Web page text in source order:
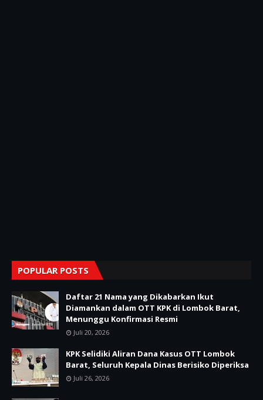
POPULAR POSTS
Daftar 21 Nama yang Dikabarkan Ikut
Diamankan dalam OTT KPK di Lombok Barat,
Menunggu Konfirmasi Resmi
Juli 20, 2026
KPK Selidiki Aliran Dana Kasus OTT Lombok
Barat, Seluruh Kepala Dinas Berisiko Diperiksa
Juli 26, 2026